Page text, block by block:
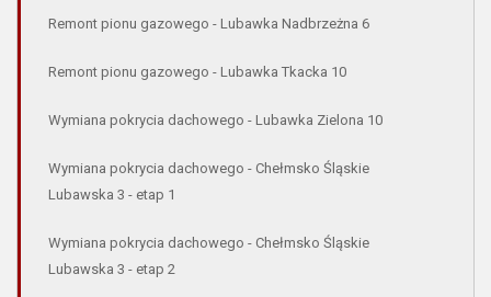
Remont pionu gazowego - Lubawka Nadbrzeżna 6
Remont pionu gazowego - Lubawka Tkacka 10
Wymiana pokrycia dachowego - Lubawka Zielona 10
Wymiana pokrycia dachowego - Chełmsko Śląskie
Lubawska 3 - etap 1
Wymiana pokrycia dachowego - Chełmsko Śląskie
Lubawska 3 - etap 2